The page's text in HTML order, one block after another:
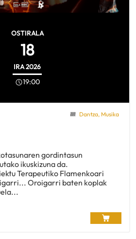
OSTIRALA
18
IRA2026
19:00
Dantza, Musika
gordintasun
ikuskizuna da.
Terapeutiko Flamenkoari
Oroigarri baten koplak